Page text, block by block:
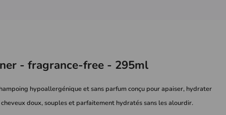
- fragrance-free - 295ml
hypoallergénique et sans parfum conçu pour apaiser, hydrater
doux, souples et parfaitement hydratés sans les alourdir.